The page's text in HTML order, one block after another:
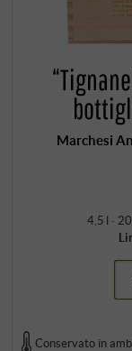
Marchesi
4,5 l ·
Conservato in